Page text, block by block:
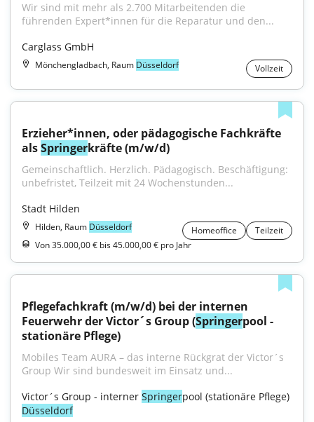
Wir sind mit mehr als 2.700 Mitarbeitenden die
führenden Expert*innen für die Reparatur und den...
Carglass GmbH
Mönchengladbach, Raum Düsseldorf Vollzeit
Erzieher*innen, oder pädagogische Fachkräfte
als Springerkräfte (m/w/d)
Gemeinschaftlich. Herzlich. Pädagogisch. Beschäftigung:
unbefristet, Teilzeit mit 24 Wochenstunden...
Stadt Hilden
Hilden, Raum Düsseldorf Homeoffice
Teilzeit
Von 35.000,00 € bis 45.000,00 € pro Jahr
Pflegefachkraft (m/w/d) bei der internen
Feuerwehr der Victor´s Group (Springerpool -
stationäre Pflege)
Mobiles Team AURA – das interne Rückgrat der Victor´s
Group Wir sind bundesweit im Einsatz und...
Victor´s Group - interner Springer
Düsseldorf